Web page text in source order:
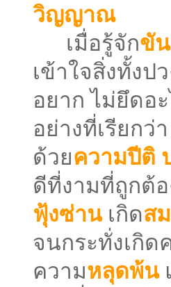
วิญญาณ
เมื่อรู้จักขั
เข้าใจสิ่งทั้งป
อยาก ไม่ยึดอ
อย่างที่เรียกว่
ด้วยความปีติ
ดีที่งามที่ถูกต้อ
ฟุ้งซ่านเกิดส
จนกระทั่งเกิด
ความหลุดพ้น